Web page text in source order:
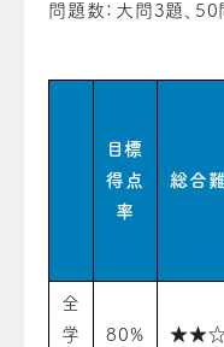
問題数：大問3題、50
目標
得点
率
総合
全
学
80%